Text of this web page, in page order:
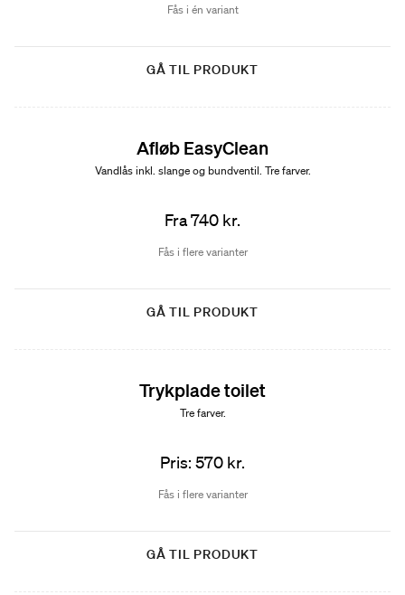
Fås i én variant
GÅ TIL PRODUKT
Afløb EasyClean
Vandlås inkl. slange og bundventil. Tre farver.
Fra 740 kr.
Fås i flere varianter
GÅ TIL PRODUKT
Trykplade toilet
Tre farver.
Pris: 570 kr.
Fås i flere varianter
GÅ TIL PRODUKT